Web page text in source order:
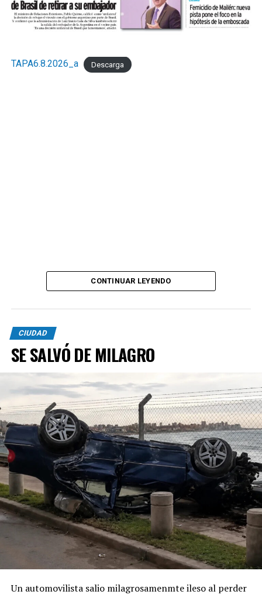
TAPA6.8.2026_a Descarga
CONTINUAR LEYENDO
CIUDAD
SE SALVÓ DE MILAGRO
Un automovilista salio milagrosamenmte ileso al perder